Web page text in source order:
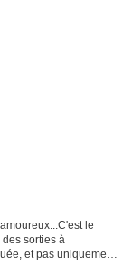
le
sorties à
et pas uniquement